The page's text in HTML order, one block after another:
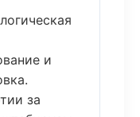
и
за